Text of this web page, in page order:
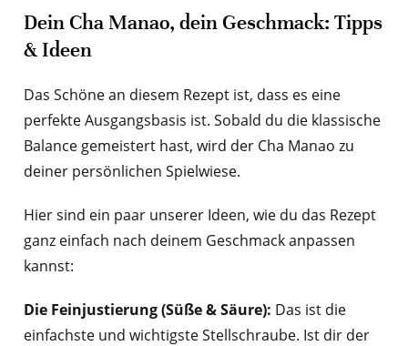
Dein Cha Manao, dein Geschmack: Tipps
& Ideen
Das Schöne an diesem Rezept ist, dass es eine
perfekte Ausgangsbasis ist. Sobald du die klassische
Balance gemeistert hast, wird der Cha Manao zu
deiner persönlichen Spielwiese.
Hier sind ein paar unserer Ideen, wie du das Rezept
ganz einfach nach deinem Geschmack anpassen
kannst:
Die Feinjustierung (Süße & Säure): Das ist die
einfachste und wichtigste Stellschraube. Ist dir der